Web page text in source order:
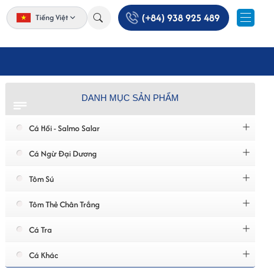
Tiếng Việt (+84) 938 925 489
DANH MỤC SẢN PHẨM
Cá Hồi - Salmo Salar
Cá Ngừ Đại Dương
Tôm Sú
Tôm Thẻ Chân Trắng
Cá Tra
Cá Khác